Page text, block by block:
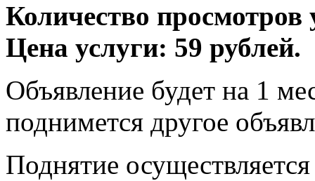
Количество просмотров
Цена услуги: 59 рублей.
Объявление будет на 1
поднимется другое
Поднятие